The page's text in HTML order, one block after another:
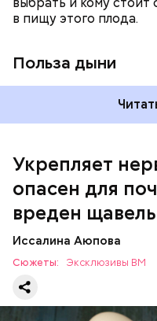
в пищу этого плода.
Польза дыни
Укрепляет
опасен для
вреден щавель
Иссалина Аюпова
Сюжеты: Эксклюзивы ВМ
— Если человек уже
болезнью, щавель ему
артрите, гастрите,
раздраженного
продукт тоже лучше
предупредила врач.
повышению
слизистые оболочки.
достаточно включать
раз в месяц. В